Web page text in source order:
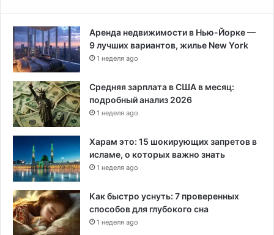
Аренда недвижимости в Нью-Йорке —
9 лучших вариантов, жилье New York
1 неделя ago
Средняя зарплата в США в месяц:
подробный анализ 2026
1 неделя ago
Харам это: 15 шокирующих запретов в
исламе, о которых важно знать
1 неделя ago
Как быстро уснуть: 7 проверенных
способов для глубокого сна
1 неделя ago